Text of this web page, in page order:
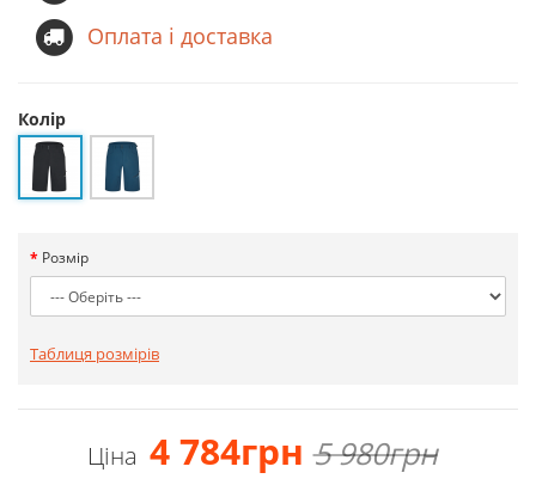
Оплата і доставка
Колір
Розмір
Таблиця розмірів
Ціна 4 784грн 5 980грн